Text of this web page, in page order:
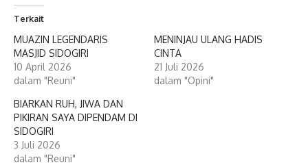
Terkait
MUAZIN LEGENDARIS
MASJID SIDOGIRI
10 April 2026
dalam "Reuni"
MENINJAU ULANG HADIS
CINTA
21 Juli 2026
dalam "Opini"
BIARKAN RUH, JIWA DAN
PIKIRAN SAYA DIPENDAM DI
SIDOGIRI
3 Juli 2026
dalam "Reuni"